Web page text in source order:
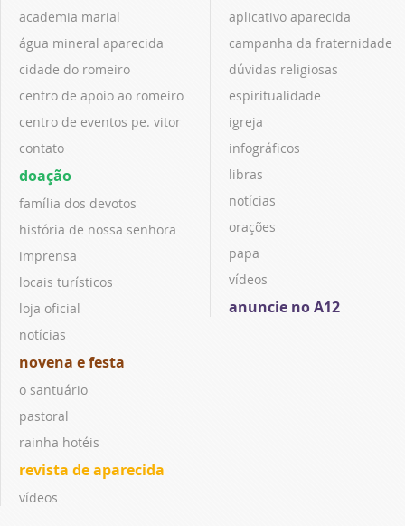
academia marial
água mineral aparecida
cidade do romeiro
centro de apoio ao romeiro
centro de eventos pe. vitor
contato
doação
família dos devotos
história de nossa senhora
imprensa
locais turísticos
loja oficial
notícias
novena e festa
o santuário
pastoral
rainha hotéis
revista de aparecida
vídeos
aplicativo aparecida
campanha da fraternidade
dúvidas religiosas
espiritualidade
igreja
infográficos
libras
notícias
orações
papa
vídeos
anuncie no A12